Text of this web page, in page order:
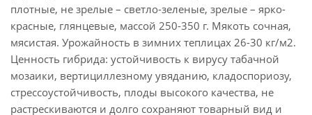
плотные, не зрелые – светло-зеленые, зрелые – ярко-
красные, глянцевые, массой 250-350 г. Мякоть сочная,
мясистая. Урожайность в зимних теплицах 26-30 кг/м2.
Ценность гибрида: устойчивость к вирусу табачной
мозаики, вертициллезному увяданию, кладоспориозу,
стрессоустойчивость, плоды высокого качества, не
растрескиваются и долго сохраняют товарный вид и